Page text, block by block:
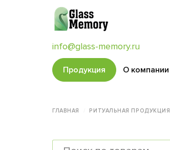
info@glass-memory.ru
Продукция О компании
ГЛАВНАЯ РИТУАЛЬНАЯ ПРОДУКЦИЯ